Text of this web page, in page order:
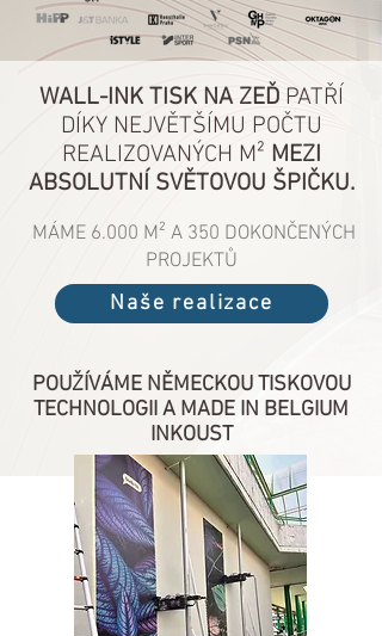
WALL-INK TISK NA ZEĎ PATŘÍ
DÍKY NEJVĚTŠÍMU POČTU
REALIZOVANÝCH M² MEZI
ABSOLUTNÍ SVĚTOVOU ŠPIČKU.
MÁME 6.000 M² A 350 DOKONČENÝCH
PROJEKTŮ
Naše realizace
POUŽÍVÁME NĚMECKOU TISKOVOU
TECHNOLOGII A MADE IN BELGIUM
INKOUST